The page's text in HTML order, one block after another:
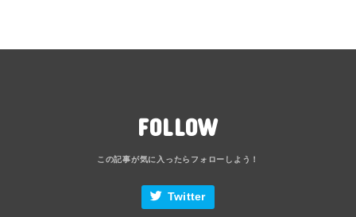
FOLLOW
Twitter